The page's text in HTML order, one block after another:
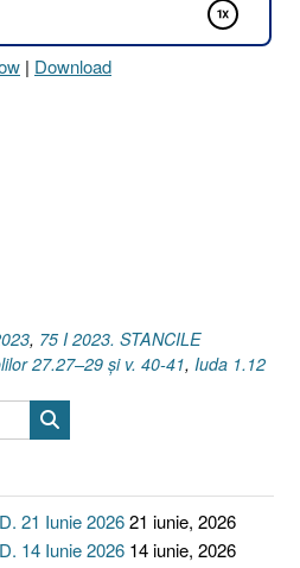
Apostolilor
27.27–
| Download
, 75 I 2023. STANCILE
27.27–29 și v. 40-41, Iuda 1.12
21 Iunie 202621 iunie, 2026
14 Iunie 2026 14 iunie, 2026